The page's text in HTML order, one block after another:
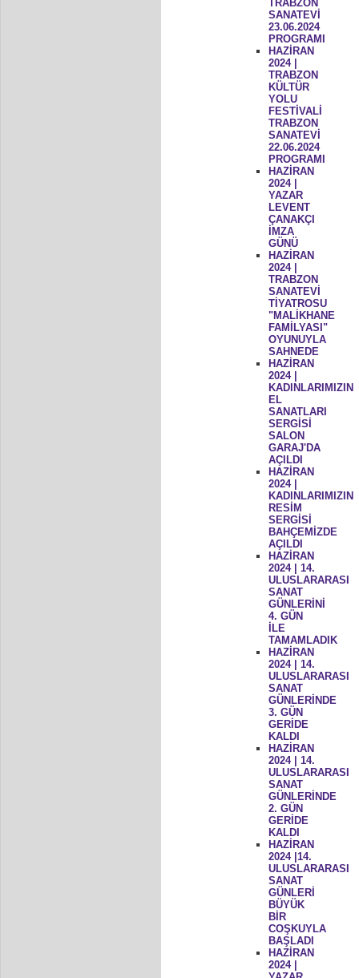
TRABZON
SANATEVİ
23.06.2024
PROGRAMI
HAZİRAN
2024 |
TRABZON
KÜLTÜR
YOLU
FESTİVALİ
TRABZON
SANATEVİ
22.06.2024
PROGRAMI
HAZİRAN
2024 |
YAZAR
LEVENT
ÇANAKÇI
İMZA
GÜNÜ
HAZİRAN
2024 |
TRABZON
SANATEVİ
TİYATROSU
"MALİKHANE
FAMİLYASI"
OYUNUYLA
SAHNEDE
HAZİRAN
2024 |
KADINLARIMIZIN
EL
SANATLARI
SERGİSİ
SALON
GARAJ'DA
AÇILDI
HAZİRAN
2024 |
KADINLARIMIZIN
RESİM
SERGİSİ
BAHÇEMİZDE
AÇILDI
HAZİRAN
2024 | 14.
ULUSLARARASI
SANAT
GÜNLERİNİ
4. GÜN
İLE
TAMAMLADIK
HAZİRAN
2024 | 14.
ULUSLARARASI
SANAT
GÜNLERİNDE
3. GÜN
GERİDE
KALDI
HAZİRAN
2024 | 14.
ULUSLARARASI
SANAT
GÜNLERİNDE
2. GÜN
GERİDE
KALDI
HAZİRAN
2024 |14.
ULUSLARARASI
SANAT
GÜNLERİ
BÜYÜK
BİR
COŞKUYLA
BAŞLADI
HAZİRAN
2024 |